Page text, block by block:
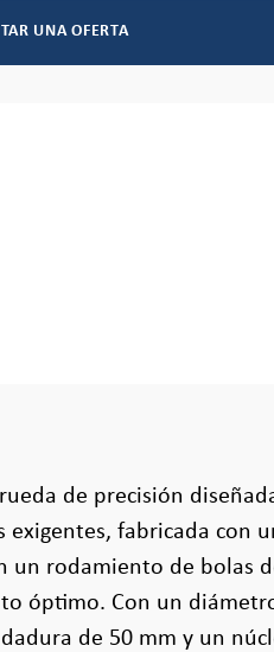
UNA OFERTA
de precisión
exigentes, fabricada con
un rodamiento de bolas
óptimo. Con un
de 50 mm y un